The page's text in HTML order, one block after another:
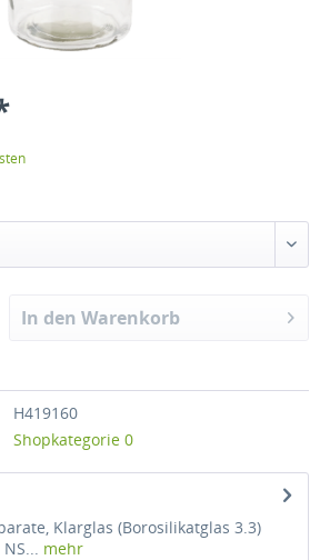
In den Warenkorb
H419160
Shopkategorie 0
Klarglas (Borosilikatglas 3.3)
mehr